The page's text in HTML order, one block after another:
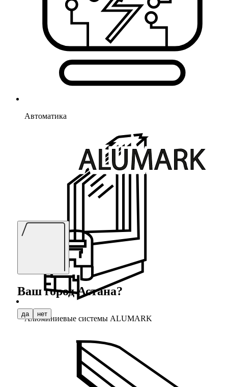
Автоматика
Алюминиевые системы ALUMARK
Ваш городАстана?
да нет